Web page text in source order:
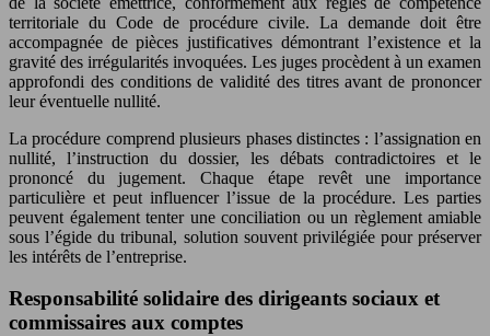
territoriale du Code de procédure civile. La demande doit être
accompagnée de pièces justificatives démontrant l’existence et la
gravité des irrégularités invoquées. Les juges procèdent à un examen
approfondi des conditions de validité des titres avant de prononcer
leur éventuelle nullité.
La procédure comprend plusieurs phases distinctes : l’assignation en
nullité, l’instruction du dossier, les débats contradictoires et le
prononcé du jugement. Chaque étape revêt une importance
particulière et peut influencer l’issue de la procédure. Les parties
peuvent également tenter une conciliation ou un règlement amiable
sous l’égide du tribunal, solution souvent privilégiée pour préserver
les intérêts de l’entreprise.
Responsabilité solidaire des dirigeants sociaux et
commissaires aux comptes